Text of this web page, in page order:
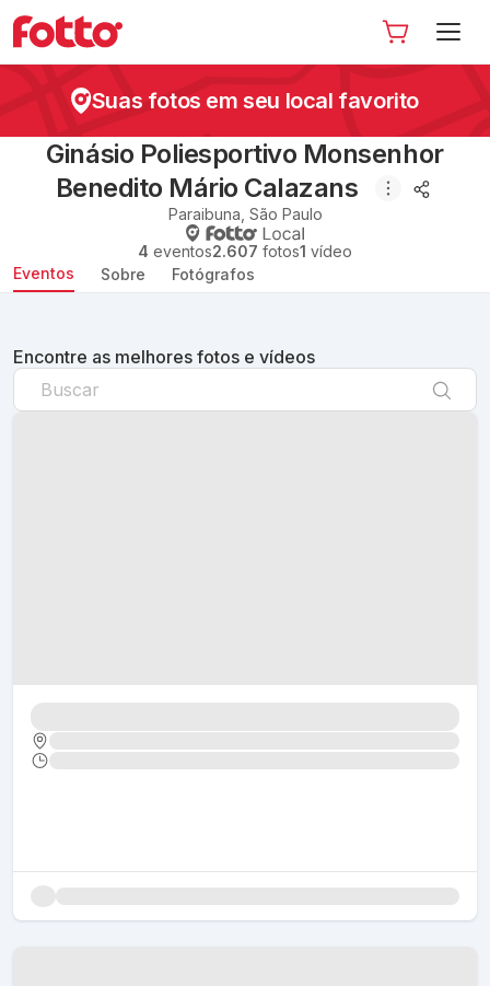
Suas fotos em seu local favorito
Ginásio Poliesportivo Monsenhor
Benedito Mário Calazans
Paraibuna São Paulo
4 eventos2.607 fotos1 vídeo
Eventos
Sobre Fotógrafos
Encontre as melhores fotos e vídeos